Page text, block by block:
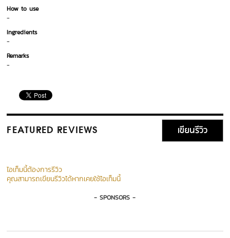
How to use
-
Ingredients
-
Remarks
-
FEATURED REVIEWS เขียนรีวิว
ไอเท็มนี้ต้องการรีวิว
คุณสามารถเขียนรีวิวได้หากเคยใช้ไอเท็มนี้
- SPONSORS -